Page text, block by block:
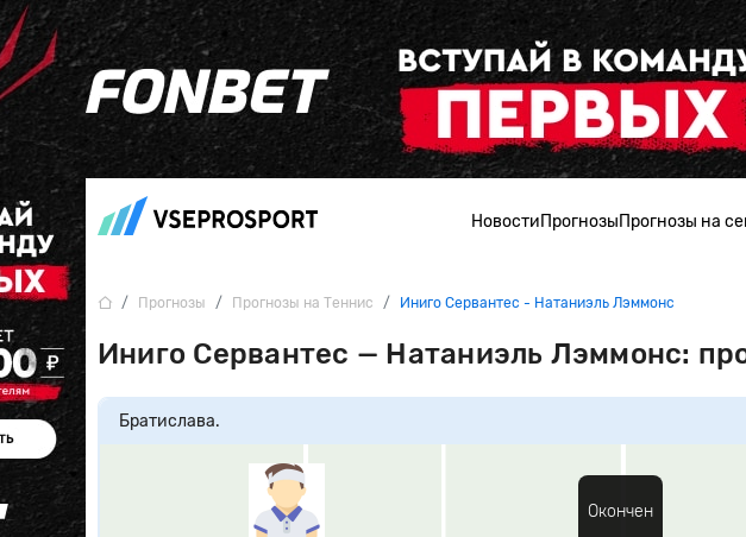
НовостиПрогнозыПрогнозы на
Иниго Сервантес — Натаниэль Лэммонс:
Прогнозы Прогнозы на Теннис Иниго Сервантес - Натаниэль Лэммонс
Братислава.
Окончен